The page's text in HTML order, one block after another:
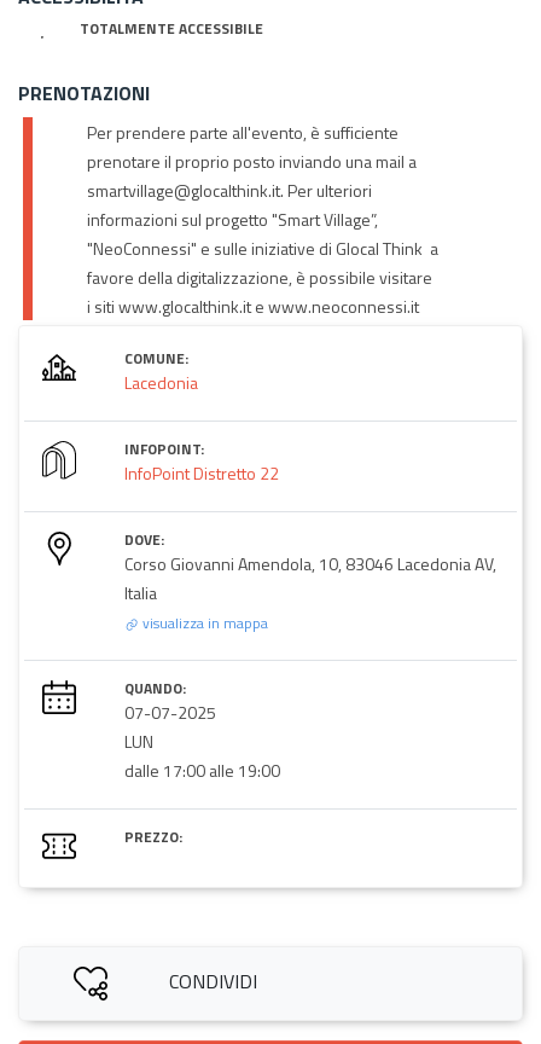
TOTALMENTE ACCESSIBILE
PRENOTAZIONI
Per prendere parte all'evento, è sufficiente
prenotare il proprio posto inviando una mail a
smartvillage@glocalthink.it. Per ulteriori
informazioni sul progetto "Smart Village”,
"NeoConnessi" e sulle iniziative di Glocal Think a
favore della digitalizzazione, è possibile visitare
i siti www.glocalthink.it e www.neoconnessi.it
COMUNE:
Lacedonia
INFOPOINT:
InfoPoint Distretto 22
DOVE:
Corso Giovanni Amendola, 10, 83046 Lacedonia AV,
Italia
visualizza in mappa
QUANDO:
07-07-2025
LUN
dalle 17:00 alle 19:00
PREZZO:
CONDIVIDI